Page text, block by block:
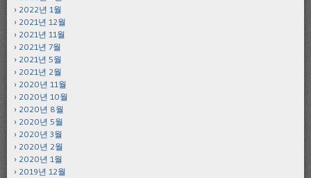
2022년 1월
2021년 12월
2021년 11월
2021년 7월
2021년 5월
2021년 2월
2020년 11월
2020년 10월
2020년 8월
2020년 5월
2020년 3월
2020년 2월
2020년 1월
2019년 12월